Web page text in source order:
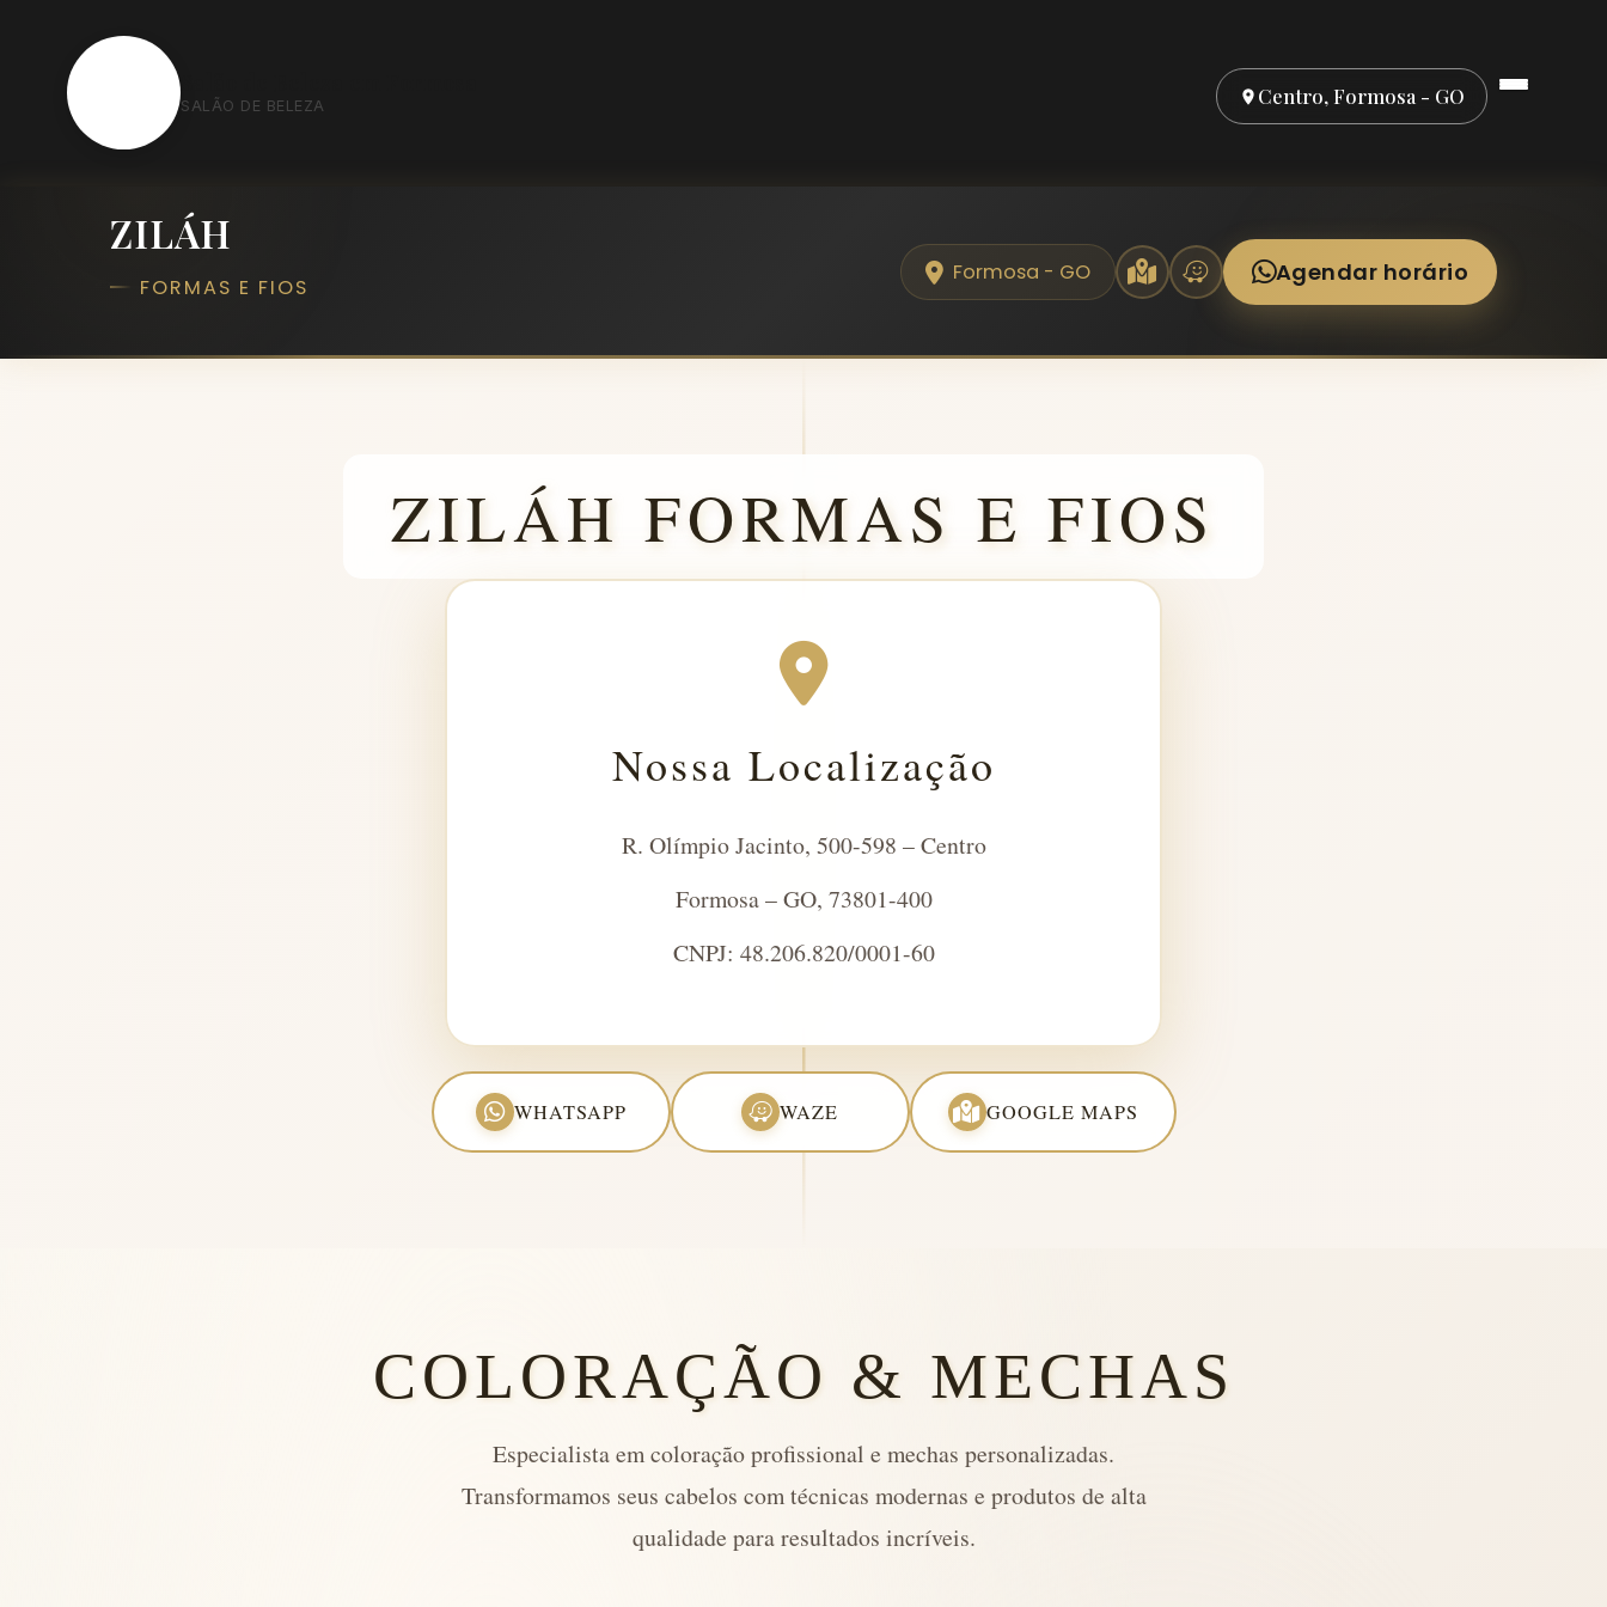
SALÃO DE BELEZA Centro, Formosa - GO
ZILÁH
FORMAS E FIOS
Formosa - GO Agendar horário
ZILÁH FORMAS E FIOS
Nossa Localização
R. Olímpio Jacinto, 500-598 – Centro
Formosa – GO, 73801-400
CNPJ: 48.206.820/0001-60
WHATSAPP WAZE GOOGLE MAPS
COLORAÇÃO & MECHAS
Especialista em coloração profissional e mechas personalizadas.
Transformamos seus cabelos com técnicas modernas e produtos de alta
qualidade para resultados incríveis.